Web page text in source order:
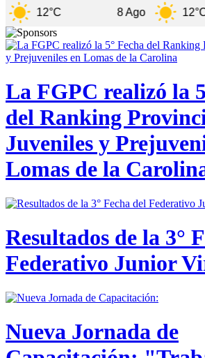
12°C
La FGPC realizó la
del Ranking
Juveniles y
Lomas de la
Resultados de la 3°
Federativo Junior
Nueva Jornada de